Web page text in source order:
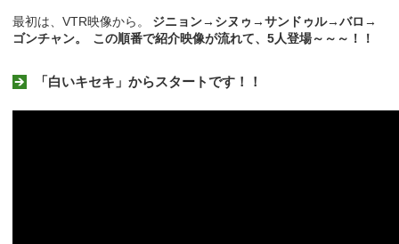
最初は、VTR映像から。
ジニョン→シヌゥ→サンドゥル→バロ→
ゴンチャン。
この順番で紹介映像が流れて、5人登場～～～！！
「白いキセキ」からスタートです！！